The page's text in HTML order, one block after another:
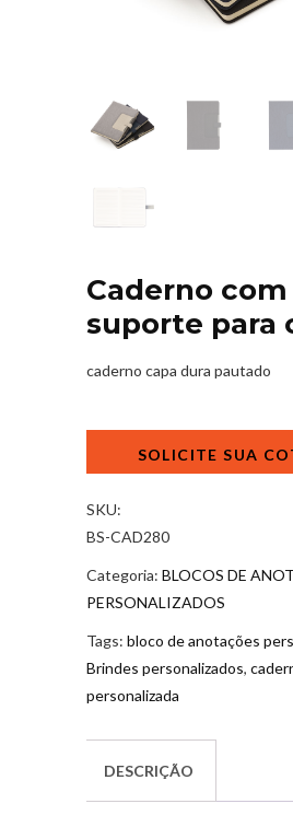
Caderno com
suporte para
caderno capa dura pautado
suporte
canetas
quantidade
SKU:
BS-CAD280
Categoria: BLOCOS DE
PERSONALIZADOS
Tags: bloco de anotações
Brindes personalizados,
personalizada
DESCRIÇÃO